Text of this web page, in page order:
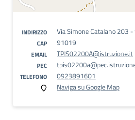
INDIRIZZO Via Simone Catalano 203 -
CAP 91019
EMAIL TPIS02200A@istruzione.it
PEC
TELEFONO
0923891601
Naviga su Google Map